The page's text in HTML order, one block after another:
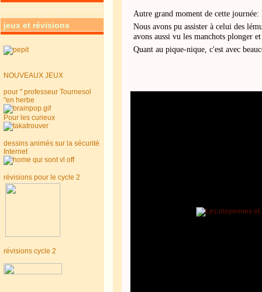
jeux et révisions
NOUVEAUX JEUX
pour " professeur Tournesol
"en herbe
Pour les curieux
dessins animés sur la sécurité
Internet
révisions pour le cycle 2
révisions cycle 2
Autre grand moment de cette journée:
Nous avons pu assister à celui des
avons aussi vu les manchots plonger
Quant au pique-nique, c'est avec